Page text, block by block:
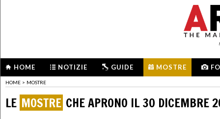
HOME NOTIZIE GUIDE MOSTRE
HOME > MOSTRE
LE MOSTRE CHE APRONO IL 30 DICEMBRE